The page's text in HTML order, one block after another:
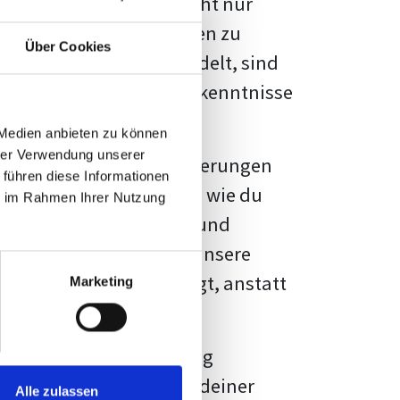
Über Cookies
anbieten zu können
Verwendung unserer
diese Informationen
Rahmen Ihrer Nutzung
Marketing
Alle zulassen
Fakten und Quellen zu
handelt, sind
und Erkenntnisse
vor diesen Herausforderungen
kannst, sondern auch, wie du
Formatierung und
Erwartungen, und unsere
Vorlage zeigt, anstatt
große Herausforderung
wird die Formatierung deiner